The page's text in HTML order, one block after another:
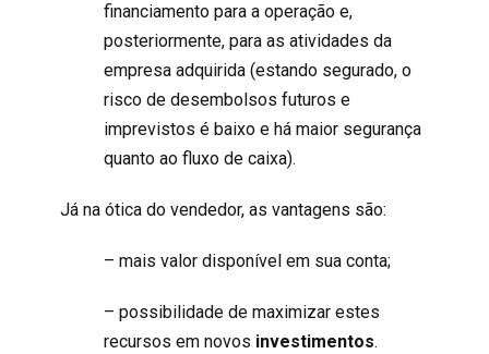
financiamento para a operação e,
posteriormente, para as atividades da
empresa adquirida (estando segurado, o
risco de desembolsos futuros e
imprevistos é baixo e há maior segurança
quanto ao fluxo de caixa).
Já na ótica do vendedor, as vantagens são:
– mais valor disponível em sua conta;
– possibilidade de maximizar estes
recursos em novos investimentos.